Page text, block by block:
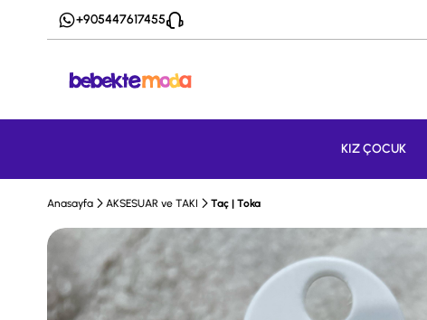
+905447617455
KIZ ÇOCUK
Anasayfa AKSESUAR ve TAKI Taç | Toka